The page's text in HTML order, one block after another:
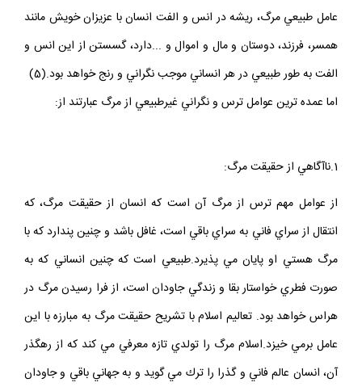
عامل طبيعي مرگ، ريشه در انس و الفت انسان با عزيزان خويش مانند
همسر، فرزند، دوستان و مال و اموال و ...دارد، گسستن از اين انس و
الفت به طور طبيعي در هر انساني موجب نگراني و رنج خواهد بود.(5)
اما عمده ترين عوامل ترس و نگراني غيرطبيعي از مرگ عبارتند از:
1.ناآگاهي از حقيقت مرگ:
از عوامل مهم ترس از مرگ آن است كه انسان از حقيقت مرگ، كه
انتقال از سراي فاني به سراي باقي است، غافل باشد و چنين پندارد كه با
مرگ هستي او پايان مي پذيرد.طبيعي است كه چنين انساني كه به
صورت فطري خواستار بقا و زندگي جاودان است، از فرا رسيدن مرگ در
هراس خواهد بود. تعاليم اسلام با تشريح حقيقت مرگ به مبارزه با اين
عامل برمي خيزد.اسلام مرگ را تولدي تازه معرفي مي كند كه از رهگذر
آن، انسان عالم فاني و گذرا را ترك مي گويد و به جهاني باقي و جاودان